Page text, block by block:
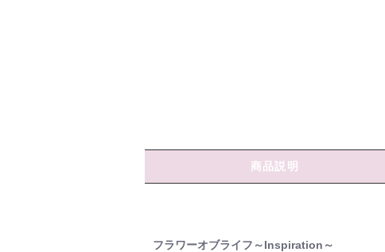
商品説明
フラワーオブライフ～Inspiration～